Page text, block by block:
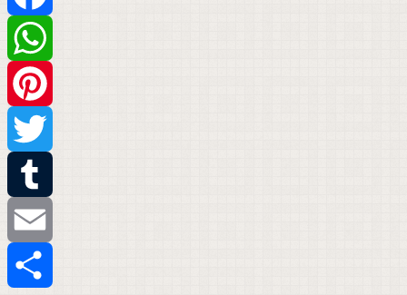
Facebook
WhatsApp
Pinterest
Twitter
Tumblr
Email